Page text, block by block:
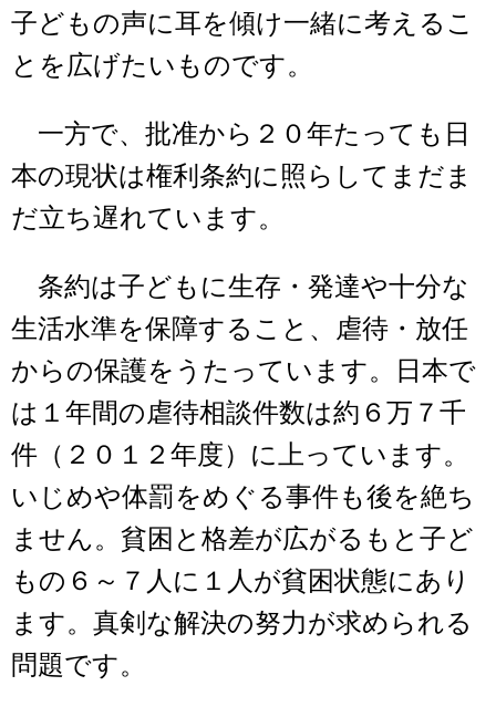
子どもの声に耳を傾け一緒に考えるこ
とを広げたいものです。
一方で、批准から２０年たっても日
本の現状は権利条約に照らしてまだま
だ立ち遅れています。
条約は子どもに生存・発達や十分な
生活水準を保障すること、虐待・放任
からの保護をうたっています。日本で
は１年間の虐待相談件数は約６万７千
件（２０１２年度）に上っています。
いじめや体罰をめぐる事件も後を絶ち
ません。貧困と格差が広がるもと子ど
もの６～７人に１人が貧困状態にあり
ます。真剣な解決の努力が求められる
問題です。